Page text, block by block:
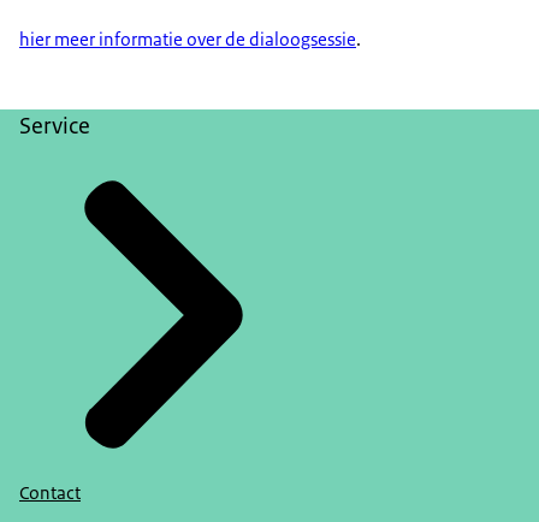
hier meer informatie over de dialoogsessie.
Service
Contact